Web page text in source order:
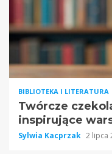
BIBLIOTEKA I LITERATURA
Twórcze
inspirujące
Sylwia Kacprzak 2 lipca